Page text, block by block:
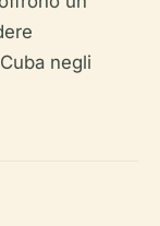
negli